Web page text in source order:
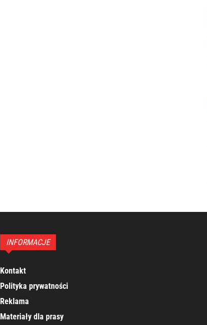
INFORMACJE
Kontakt
Polityka prywatności
Reklama
Materiały dla prasy